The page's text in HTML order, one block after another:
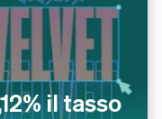
il tasso